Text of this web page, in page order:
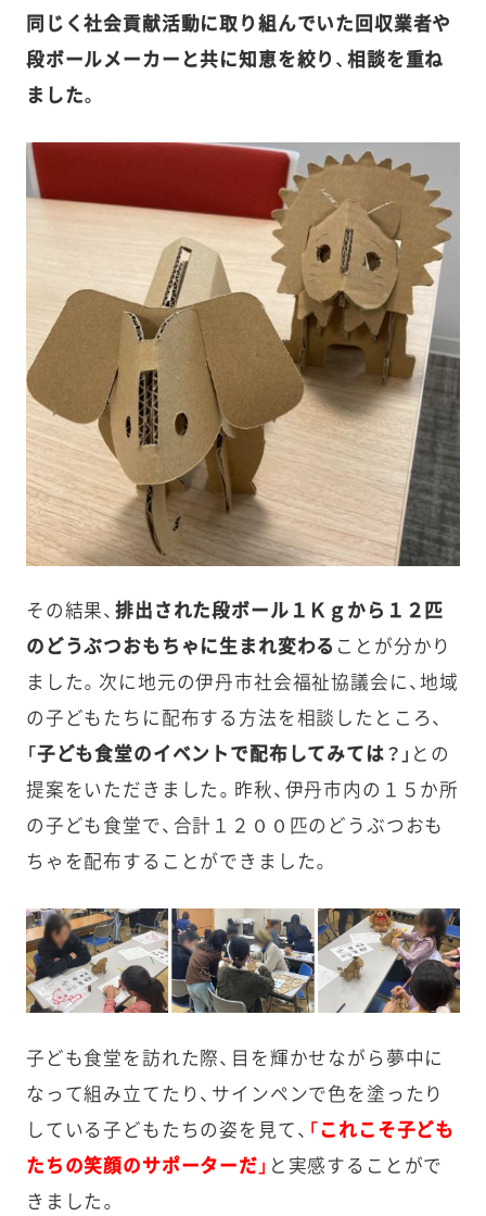
同じく社会貢献活動に取り組んでいた回収業者や
段ボールメーカーと共に知恵を絞り、相談を重ね
ました。
その結果、排出された段ボール１Ｋｇから１２匹
のどうぶつおもちゃに生まれ変わる ことが分かり
ました。次に地元の伊丹市社会福祉協議会に、地域
の子どもたちに配布する方法を相談したところ、
「子ども食堂のイベントで配布してみては？」 との
提案をいただきました。昨秋、伊丹市内の１５か所
の子ども食堂で、合計１２００匹のどうぶつおも
ちゃを配布することができました。
子ども食堂を訪れた際、目を輝かせながら夢中に
なって組み立てたり、サインペンで色を塗ったり
している子どもたちの姿を見て、 「これこそ子ども
たちの笑顔のサポーターだ」 と実感することがで
きました。